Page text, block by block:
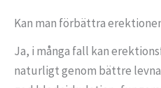
Kan man förbättra
Ja, i många fall kan
naturligt genom bättre